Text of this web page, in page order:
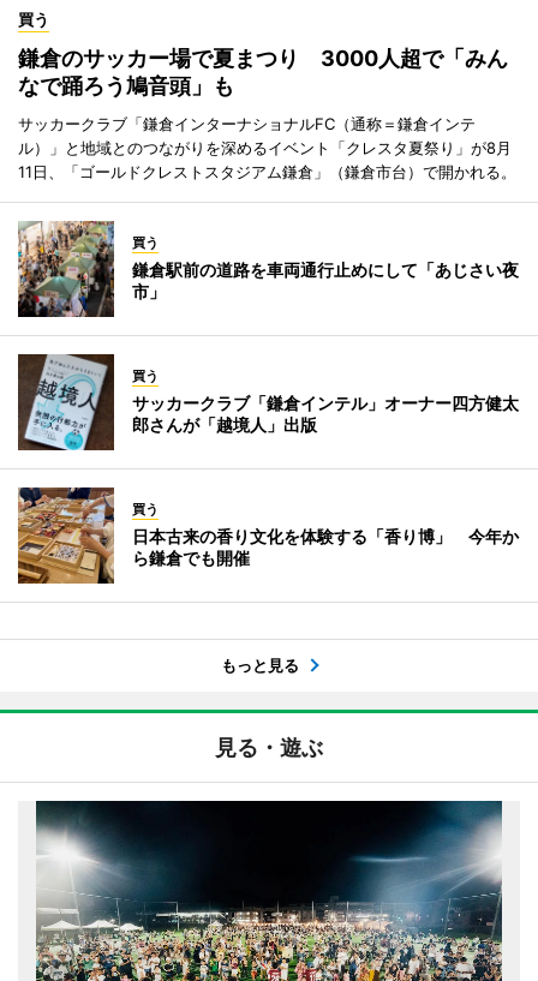
買う
鎌倉のサッカー場で夏まつり 3000人超で「みん
なで踊ろう鳩音頭」も
サッカークラブ「鎌倉インターナショナルFC（通称＝鎌倉インテ
ル）」と地域とのつながりを深めるイベント「クレスタ夏祭り」が8月
11日、「ゴールドクレストスタジアム鎌倉」（鎌倉市台）で開かれる。
買う
鎌倉駅前の道路を車両通行止めにして「あじさい夜
市」
買う
サッカークラブ「鎌倉インテル」オーナー四方健太
郎さんが「越境人」出版
買う
日本古来の香り文化を体験する「香り博」 今年か
ら鎌倉でも開催
もっと見る
見る・遊ぶ